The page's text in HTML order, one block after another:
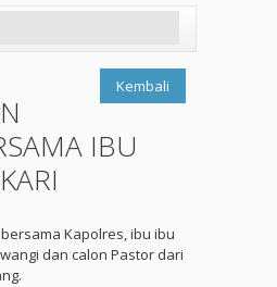
Kembali
IBU
Kapolres, ibu ibu
dan calon Pastor dari